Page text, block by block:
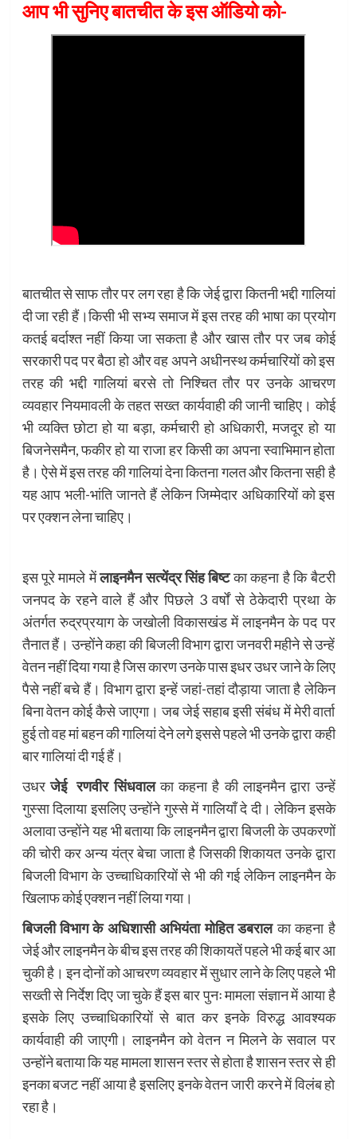
आप भी सुनिए बातचीत के इस ऑडियो को-
बातचीत से साफ तौर पर लग रहा है कि जेई द्वारा कितनी भद्दी गालियां
दी जा रही हैं।किसी भी सभ्य समाज में इस तरह की भाषा का प्रयोग
कतई बर्दाश्त नहीं किया जा सकता है और खास तौर पर जब कोई
सरकारी पद पर बैठा हो और वह अपने अधीनस्थ कर्मचारियों को इस
तरह की भद्दी गालियां बरसे तो निश्चित तौर पर उनके आचरण
व्यवहार नियमावली के तहत सख्त कार्यवाही की जानी चाहिए। कोई
भी व्यक्ति छोटा हो या बड़ा, कर्मचारी हो अधिकारी, मजदूर हो या
बिजनेसमैन, फकीर हो या राजा हर किसी का अपना स्वाभिमान होता
है। ऐसे में इस तरह की गालियां देना कितना गलत और कितना सही है
यह आप भली-भांति जानते हैं लेकिन जिम्मेदार अधिकारियों को इस
पर एक्शन लेना चाहिए।
इस पूरे मामले मेंलाइनमैन सत्येंद्र सिंह बिष्टका कहना है कि बैटरी
जनपद के रहने वाले हैं और पिछले 3 वर्षों से ठेकेदारी प्रथा के
अंतर्गत रुद्रप्रयाग के जखोली विकासखंड में लाइनमैन के पद पर
तैनात हैं। उन्होंने कहा की बिजली विभाग द्वारा जनवरी महीने से उन्हें
वेतन नहीं दिया गया है जिस कारण उनके पास इधर उधर जाने के लिए
पैसे नहीं बचे हैं। विभाग द्वारा इन्हें जहां-तहां दौड़ाया जाता है लेकिन
बिना वेतन कोई कैसे जाएगा। जब जेई सहाब इसी संबंध में मेरी वार्ता
हुई तो वह मां बहन की गालियां देने लगे इससे पहले भी उनके द्वारा कही
बार गालियां दी गई हैं।
उधरजेई रणवीर सिंधवालका कहना है की लाइनमैन द्वारा उन्हें
गुस्सा दिलाया इसलिए उन्होंने गुस्से में गालियाँ दे दी। लेकिन इसके
अलावा उन्होंने यह भी बताया कि लाइनमैन द्वारा बिजली के उपकरणों
की चोरी कर अन्य यंत्र बेचा जाता है जिसकी शिकायत उनके द्वारा
बिजली विभाग के उच्चाधिकारियों से भी की गई लेकिन लाइनमैन के
खिलाफ कोई एक्शन नहीं लिया गया।
बिजली विभाग के अधिशासी अभियंता मोहित डबरालका कहना है
जेई और लाइनमैन के बीच इस तरह की शिकायतें पहले भी कई बार आ
चुकी है। इन दोनों को आचरण व्यवहार में सुधार लाने के लिए पहले भी
सख्ती से निर्देश दिए जा चुके हैं इस बार पुनः मामला संज्ञान में आया है
इसके लिए उच्चाधिकारियों से बात कर इनके विरुद्ध आवश्यक
कार्यवाही की जाएगी। लाइनमैन को वेतन न मिलने के सवाल पर
उन्होंने बताया कि यह मामला शासन स्तर से होता है शासन स्तर से ही
इनका बजट नहीं आया है इसलिए इनके वेतन जारी करने में विलंब हो
रहा है।